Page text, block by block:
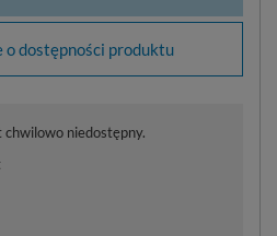
o dostępności produktu
chwilowo niedostępny.